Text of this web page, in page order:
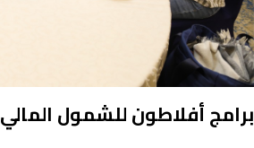
برامج أفلاطون للشمول المالي